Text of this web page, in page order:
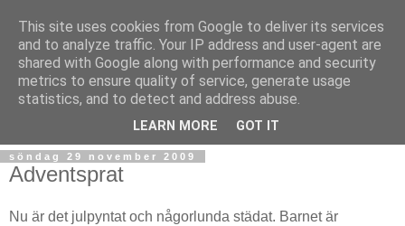
söndag 29 november 2009
Adventsprat
Nu är det julpyntat och någorlunda städat. Barnet är
This site uses cookies from Google to deliver its services
and to analyze traffic. Your IP address and user-agent are
shared with Google along with performance and security
metrics to ensure quality of service, generate usage
statistics, and to detect and address abuse.
LEARN MORE GOT IT